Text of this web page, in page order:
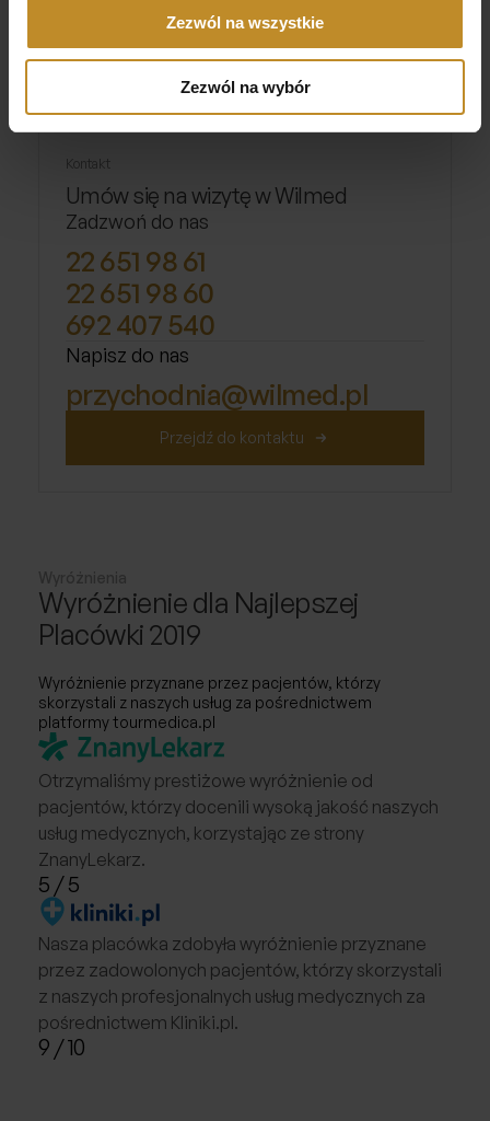
Zezwól na wszystkie
Zezwól na wybór
Ginekomastia – to można leczyć!
Chirurgia plastyczna
Kontakt
Umów się na wizytę w Wilmed
Zadzwoń do nas
22 651 98 61
22 651 98 60
692 407 540
Napisz do nas
przychodnia@wilmed.pl
Przejdź do kontaktu
Wyróżnienie dla Najlepszej
Placówki 2019
Wyróżnienie przyznane przez pacjentów, którzy
skorzystali z naszych usług za pośrednictwem
platformy tourmedica.pl
Otrzymaliśmy prestiżowe wyróżnienie od
pacjentów, którzy docenili wysoką jakość naszych
usług medycznych, korzystając ze strony
ZnanyLekarz.
5 / 5
Nasza placówka zdobyła wyróżnienie przyznane
przez zadowolonych pacjentów, którzy skorzystali
z naszych profesjonalnych usług medycznych za
pośrednictwem Kliniki.pl.
9 / 10